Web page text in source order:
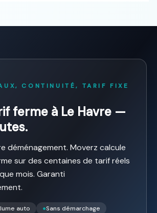
CONTINUITÉ, TARIF FIXE
ferme à Le Havre —
déménagement. Moverz calcule
sur des centaines de tarif réels
mois. Garanti
auto ●Sans démarchage